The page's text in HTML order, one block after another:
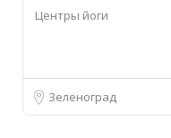
Центры йоги
Зеленоград